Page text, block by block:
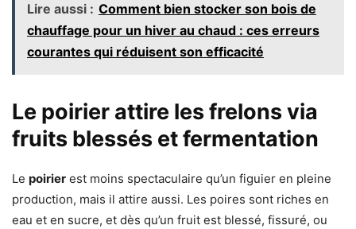
Lire aussi : Comment bien stocker son bois de
chauffage pour un hiver au chaud : ces erreurs
courantes qui réduisent son efficacité
Le poirier attire les frelons via
fruits blessés et fermentation
Le poirier est moins spectaculaire qu’un figuier en pleine
production, mais il attire aussi. Les poires sont riches en
eau et en sucre, et dès qu’un fruit est blessé, fissuré, ou